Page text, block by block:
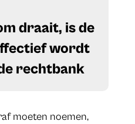
draait, is de
wordt
rechtbank
moeten noemen,